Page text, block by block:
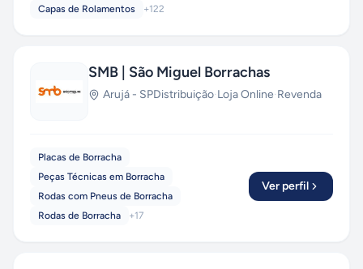
Capas de Rolamentos
+122
SMB | São Miguel Borrachas
Arujá - SPDistribuição·Loja Online·Revenda
Placas de Borracha
Peças Técnicas em Borracha
Rodas com Pneus de Borracha
Rodas de Borracha
+17
Ver perfil